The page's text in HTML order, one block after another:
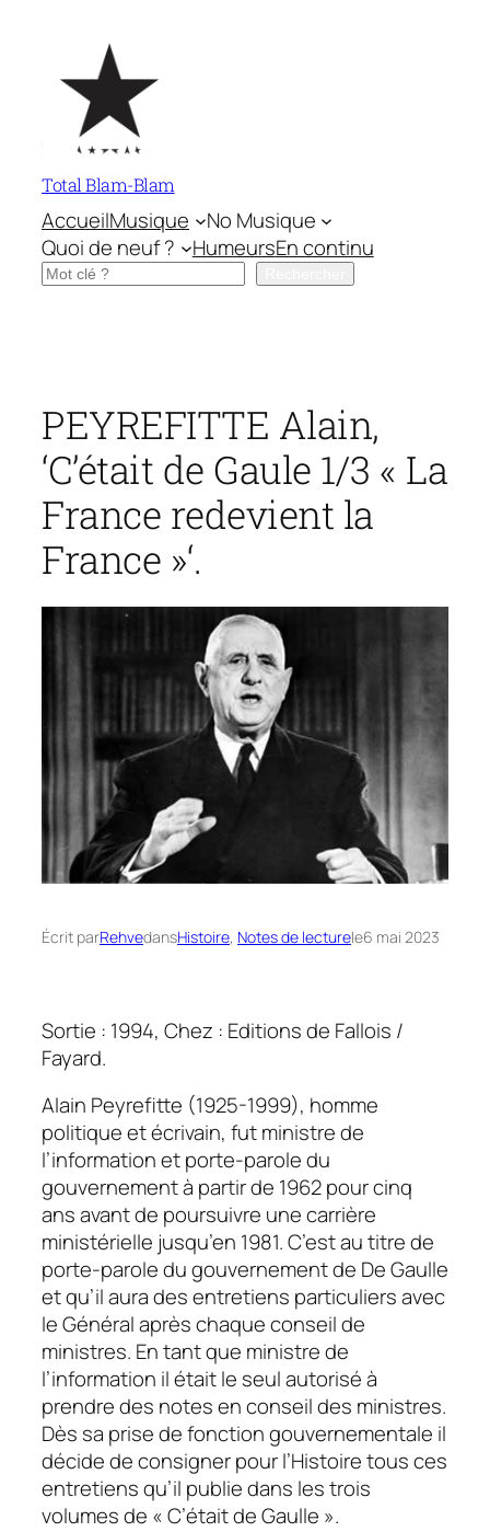
contenu
Total Blam-Blam
AccueilMusique
No Musique
Quoi de neuf ?
HumeursEn continu
Rechercher
PEYREFITTE Alain,
‘C’était de Gaule 1/3 « La
France redevient la
France »‘.
Écrit parRehvedansHistoire, Notes de lecturele6 mai 2023
Sortie : 1994, Chez : Editions de Fallois /
Fayard.
Alain Peyrefitte (1925-1999), homme
politique et écrivain, fut ministre de
l’information et porte-parole du
gouvernement à partir de 1962 pour cinq
ans avant de poursuivre une carrière
ministérielle jusqu’en 1981. C’est au titre de
porte-parole du gouvernement de De Gaulle
et qu’il aura des entretiens particuliers avec
le Général après chaque conseil de
ministres. En tant que ministre de
l’information il était le seul autorisé à
prendre des notes en conseil des ministres.
Dès sa prise de fonction gouvernementale il
décide de consigner pour l’Histoire tous ces
entretiens qu’il publie dans les trois
volumes de « C’était de Gaulle ».